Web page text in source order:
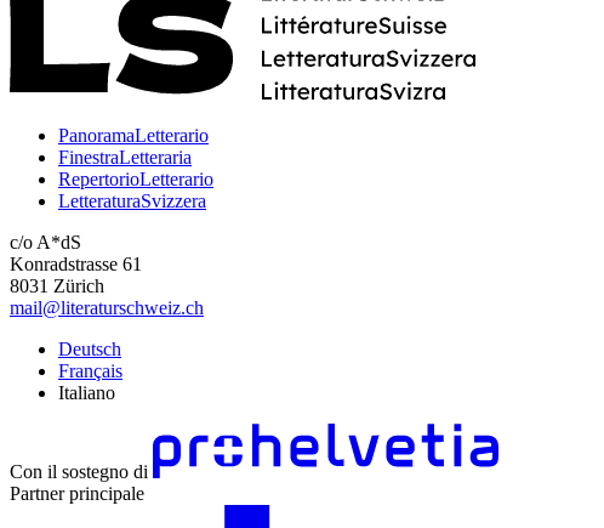
PanoramaLetterario
FinestraLetteraria
RepertorioLetterario
LetteraturaSvizzera
c/o A*dS
Konradstrasse 61
8031 Zürich
mail@literaturschweiz.ch
Deutsch
Français
Italiano
Con il sostegno di
Partner principale